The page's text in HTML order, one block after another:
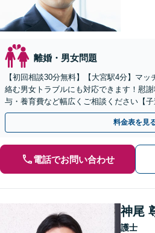
離婚・男女問題
【初回相談30分無料】【大宮駅4分】マ
絡む男女トラブルにも対応できます！慰
与・養育費など幅広くご相談ください【
はLINEメールなどでの対応可
料金表を見
電話でお問い合わせ
神尾
護士